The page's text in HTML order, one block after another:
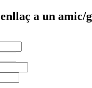
a un amic/